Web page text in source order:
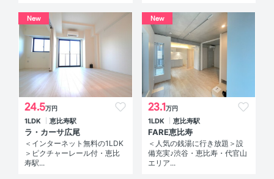
New
24.5万円
1LDK 恵比寿駅
ラ・カーサ広尾
＜インターネット無料の1LDK
＞ピクチャーレール付・恵比
寿駅...
New
23.1万円
1LDK 恵比寿駅
FARE恵比寿
＜人気の銭湯に行き放題＞設
備充実♪渋谷・恵比寿・代官山
エリア...